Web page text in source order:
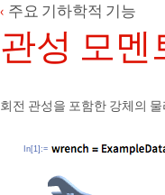
주요 기하학적 기능
관성 모멘
회전 관성을 포함한 강체의
In[1]:=